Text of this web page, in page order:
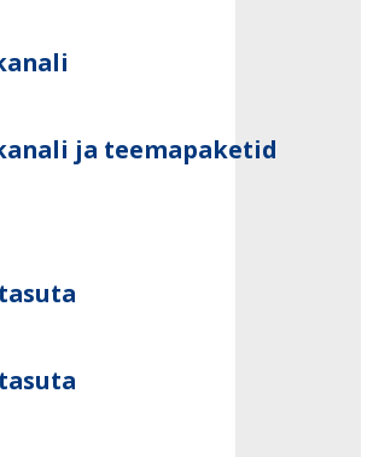
ja teemapaketid